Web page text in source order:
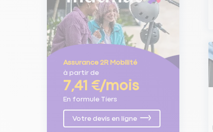
Assurance 2R Mobilité
à partir de
7,41 €/mois
En formule Tiers
Votre devis en ligne